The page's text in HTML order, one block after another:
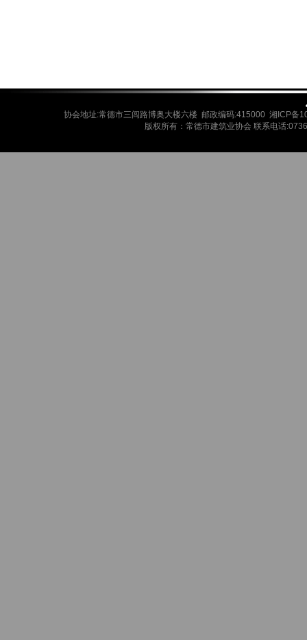
协会地址:常德市三闾路博奥大楼六楼 邮政编码:415000 湘ICP备
版权所有：常德市建筑业协会 联系电话